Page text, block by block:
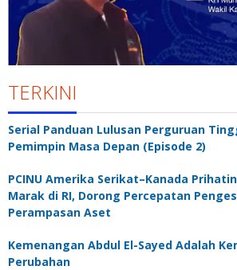
TERKINI
Serial Panduan Lulusan Perguruan
Pemimpin Masa Depan (Episode 2)
PCINU Amerika Serikat–Kanada
Marak di RI, Dorong Percepatan
Perampasan Aset
Kemenangan Abdul El-Sayed Adalah
Perubahan